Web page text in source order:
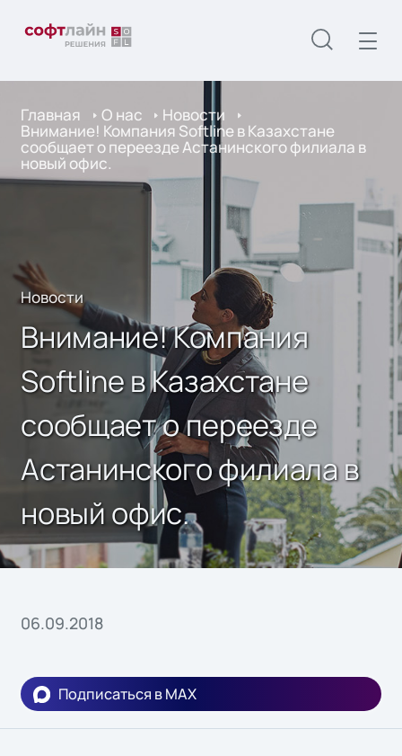
Главная О нас Новости
Внимание! Компания Softline в Казахстане
сообщает о переезде Астанинского филиала в
новый офис.
Новости
Внимание! Компания
Softline в Казахстане
сообщает о переезде
Астанинского филиала в
новый офис.
06.09.2018
Подписаться в MAX